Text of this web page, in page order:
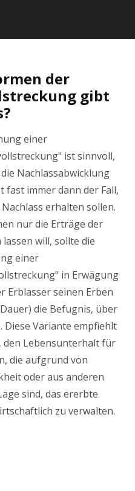
der
gibt
einer
ist sinnvoll,
Nachlassabwicklung
fast immer dann der Fall,
erhalten sollen.
nur die Erträge der
will, sollte die
einer
in Erwägung
Erblasser seinen Erben
die Befugnis, über
Diese Variante empfiehlt
den Lebensunterhalt für
die aufgrund von
oder aus anderen
sind, das ererbte
zu verwalten.